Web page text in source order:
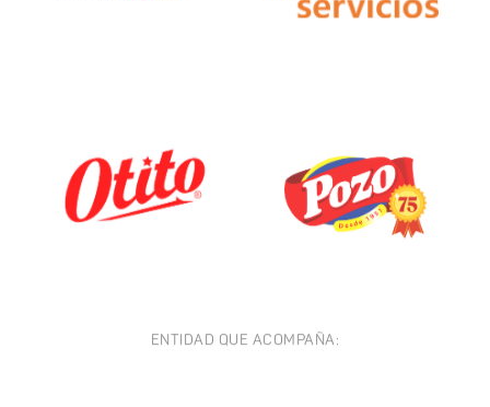
ENTIDAD QUE ACOMPAÑA: